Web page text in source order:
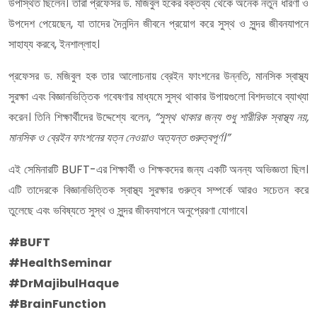
উপদেশ পেয়েছেন, যা তাদের দৈনন্দিন জীবনে প্রয়োগ করে সুস্থ ও সুন্দর জীবনযাপনে
সাহায্য করবে, ইনশাল্লাহ।
প্রফেসর ড. মজিবুল হক তার আলোচনায় ব্রেইন ফাংশনের উন্নতি, মানসিক স্বাস্থ্য
সুরক্ষা এবং বিজ্ঞানভিত্তিক গবেষণার মাধ্যমে সুস্থ থাকার উপায়গুলো বিশদভাবে ব্যাখ্যা
করেন। তিনি শিক্ষার্থীদের উদ্দেশ্যে বলেন, “সুস্থ থাকার জন্য শুধু শারীরিক স্বাস্থ্য নয়,
মানসিক ও ব্রেইন ফাংশনের যত্ন নেওয়াও অত্যন্ত গুরুত্বপূর্ণ।”
এই সেমিনারটি BUFT-এর শিক্ষার্থী ও শিক্ষকদের জন্য একটি অনন্য অভিজ্ঞতা ছিল।
এটি তাদেরকে বিজ্ঞানভিত্তিক স্বাস্থ্য সুরক্ষার গুরুত্ব সম্পর্কে আরও সচেতন করে
তুলেছে এবং ভবিষ্যতে সুস্থ ও সুন্দর জীবনযাপনে অনুপ্রেরণা যোগাবে।
#BUFT
#HealthSeminar
#DrMajibulHaque
#BrainFunction